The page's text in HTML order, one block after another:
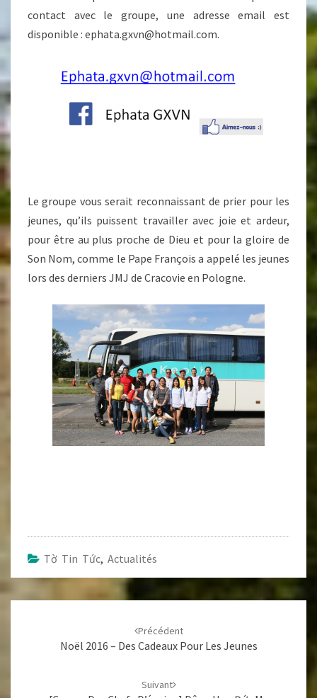
contact avec le groupe, une adresse email est
disponible : ephata.gxvn@hotmail.com.
Le groupe vous serait reconnaissant de prier pour les
jeunes, qu’ils puissent travailler avec joie et ardeur,
pour être au plus proche de Dieu et pour la gloire de
Son Nom, comme le Pape François a appelé les jeunes
lors des derniers JMJ de Cracovie en Pologne.
Tờ Tin Tức, Actualités
Précédent
Noël 2016 – Des Cadeaux Pour Les Jeunes
Suivant